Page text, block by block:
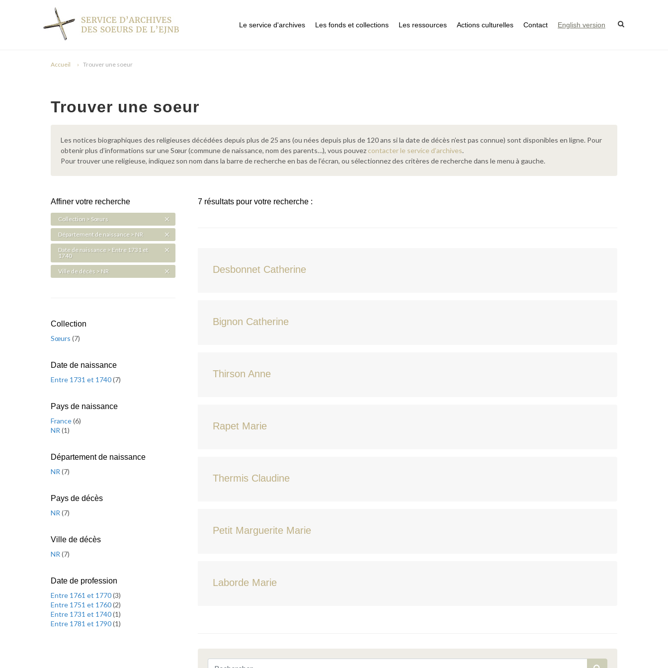
Le service d'archives Les fonds et collections Les ressources Actions culturelles Contact English version
Accueil Trouver une soeur
Trouver une soeur
Les notices biographiques des religieuses décédées depuis plus de 25 ans (ou nées depuis plus de 120 ans si la date de décès n’est pas connue) sont disponibles en ligne. Pour
obtenir plus d’informations sur une Sœur (commune de naissance, nom des parents…), vous pouvez contacter le service d’archives.
Pour trouver une religieuse, indiquez son nom dans la barre de recherche en bas de l’écran, ou sélectionnez des critères de recherche dans le menu à gauche.
7 résultats pour votre recherche :
Desbonnet Catherine
Bignon Catherine
Thirson Anne
Rapet Marie
Thermis Claudine
Petit Marguerite Marie
Laborde Marie
Affiner votre recherche
Collection > Sœurs
Département de naissance > NR
Date de naissance > Entre 1731 et
1740
Ville de décès > NR
Collection
Sœurs (7)
Date de naissance
Entre 1731 et 1740(7)
Pays de naissance
France(6)
NR (1)
Département de naissance
NR (7)
Pays de décès
NR (7)
Ville de décès
NR (7)
Date de profession
Entre 1761 et 1770(3)
Entre 1751 et 1760(2)
Entre 1731 et 1740(1)
Entre 1781 et 1790(1)